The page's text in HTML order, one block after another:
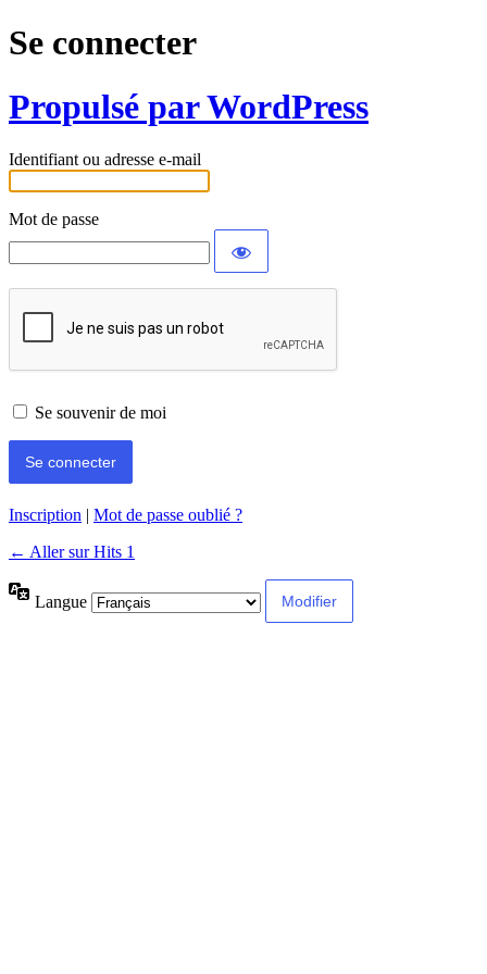
Se connecter
Propulsé par WordPress
Identifiant ou adresse e-mail
Mot de passe
Se souvenir de moi
Inscription | Mot de passe oublié ?
← Aller sur Hits 1
Langue